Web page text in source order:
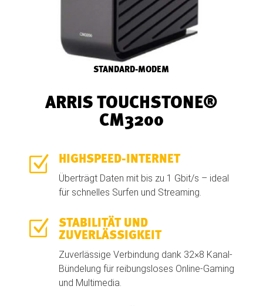
STANDARD-MODEM
ARRIS TOUCHSTONE®
CM3200
Z HIGHSPEED-INTERNET
Überträgt Daten mit bis zu 1 Gbit/s – ideal
für schnelles Surfen und Streaming.
Z
STABILITÄT UND
ZUVERLÄSSIGKEIT
Zuverlässige Verbindung dank 32×8 Kanal-
Bündelung für reibungsloses Online-Gaming
und Multimedia.